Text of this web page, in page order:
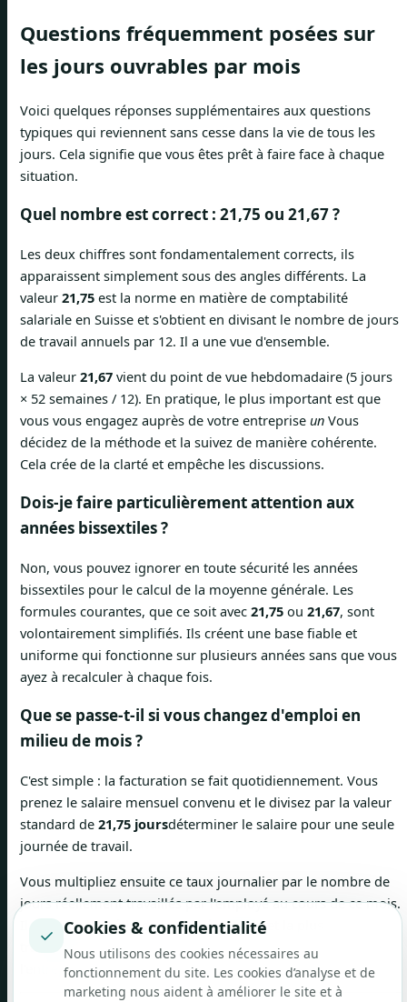
Questions fréquemment posées sur
les jours ouvrables par mois
Voici quelques réponses supplémentaires aux questions
typiques qui reviennent sans cesse dans la vie de tous les
jours. Cela signifie que vous êtes prêt à faire face à chaque
situation.
Quel nombre est correct : 21,75 ou 21,67 ?
Les deux chiffres sont fondamentalement corrects, ils
apparaissent simplement sous des angles différents. La
valeur 21,75 est la norme en matière de comptabilité
salariale en Suisse et s'obtient en divisant le nombre de jours
de travail annuels par 12. Il a une vue d'ensemble.
La valeur 21,67 vient du point de vue hebdomadaire (5 jours
× 52 semaines / 12). En pratique, le plus important est que
vous vous engagez auprès de votre entreprise un Vous
décidez de la méthode et la suivez de manière cohérente.
Cela crée de la clarté et empêche les discussions.
Dois-je faire particulièrement attention aux
années bissextiles ?
Non, vous pouvez ignorer en toute sécurité les années
bissextiles pour le calcul de la moyenne générale. Les
formules courantes, que ce soit avec 21,75 ou 21,67, sont
volontairement simplifiés. Ils créent une base fiable et
uniforme qui fonctionne sur plusieurs années sans que vous
ayez à recalculer à chaque fois.
Que se passe-t-il si vous changez d'emploi en
milieu de mois ?
C'est simple : la facturation se fait quotidiennement. Vous
prenez le salaire mensuel convenu et le divisez par la valeur
standard de 21,75 joursdéterminer le salaire pour une seule
journée de travail.
Vous multipliez ensuite ce taux journalier par le nombre de
jours réellement travaillés par l'employé au cours de ce mois.
Il s'agit de la méthode la plus équitable et la plus
transparente pour les deux parties, que l'on crée ou quitte
l'entreprise.
✓ Cookies & confidentialité
Nous utilisons des cookies nécessaires au
fonctionnement du site. Les cookies d’analyse et de
marketing nous aident à améliorer le site et à